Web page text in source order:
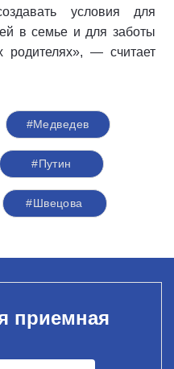
условия для
в семье и для заботы
родителях», — считает
#Медведев
#Путин
#Швецова
приемная